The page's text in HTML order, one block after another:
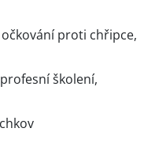
proti chřipce,
školení,